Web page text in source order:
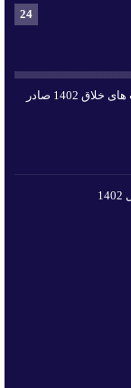
24
مجوز جذب نیرو امریه توسط شرکت های خلاق 1402 صادر